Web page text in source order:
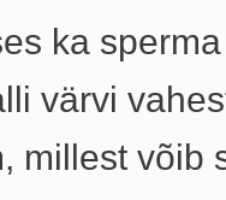
ka
värvi
millest võib